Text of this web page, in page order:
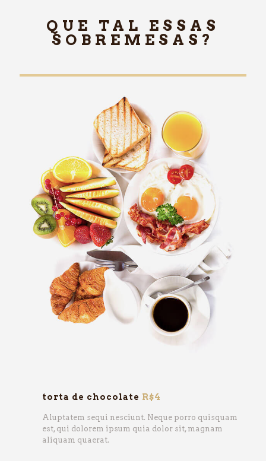
QUE TAL ESSAS
SOBREMESAS?
torta de chocolate R$4
Aluptatem sequi nesciunt. Neque porro quisquam
est, qui dolorem ipsum quia dolor sit, magnam
aliquam quaerat.